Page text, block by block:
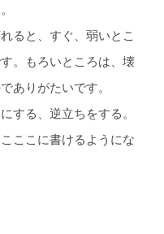
ると、すぐ、弱いとこ
。もろいところは、壊
ありがたいです。
する、逆立ちをする。
ここに書けるようにな